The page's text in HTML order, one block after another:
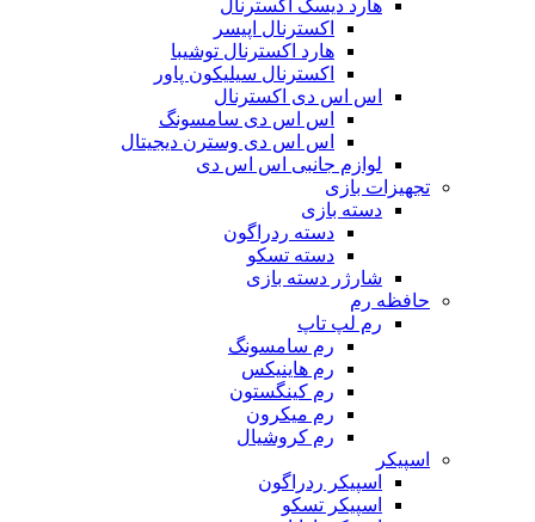
هارد دیسک اکسترنال
اکسترنال اپیسر
هارد اکسترنال توشیبا
اکسترنال سیلیکون پاور
اس اس دی اکسترنال
اس اس دی سامسونگ
اس اس دی وسترن دیجیتال
لوازم جانبی اس اس دی
تجهیزات بازی
دسته بازی
دسته ردراگون
دسته تسکو
شارژر دسته بازی
حافظه رم
رم لپ تاپ
رم سامسونگ
رم هاینیکس
رم کینگستون
رم میکرون
رم کروشیال
اسپیکر
اسپیکر ردراگون
اسپیکر تسکو